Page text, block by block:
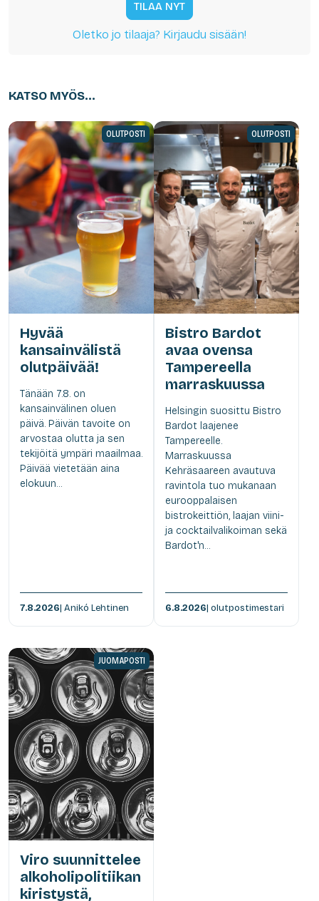
TILAA NYT
Oletko jo tilaaja? Kirjaudu sisään!
KATSO MYÖS...
OLUTPOSTI
Hyvää
kansainvälistä
olutpäivää!
Tänään 7.8. on
kansainvälinen oluen
päivä. Päivän tavoite on
arvostaa olutta ja sen
tekijöitä ympäri maailmaa.
Päivää vietetään aina
elokuun...
7.8.2026| Anikó Lehtinen
OLUTPOSTI
Bistro Bardot
avaa ovensa
Tampereella
marraskuussa
Helsingin suosittu Bistro
Bardot laajenee
Tampereelle.
Marraskuussa
Kehräsaareen avautuva
ravintola tuo mukanaan
eurooppalaisen
bistrokeittiön, laajan viini-
ja cocktailvalikoiman sekä
Bardot'n...
6.8.2026| olutpostimestari
JUOMAPOSTI
Viro suunnittelee
alkoholipolitiikan
kiristystä,